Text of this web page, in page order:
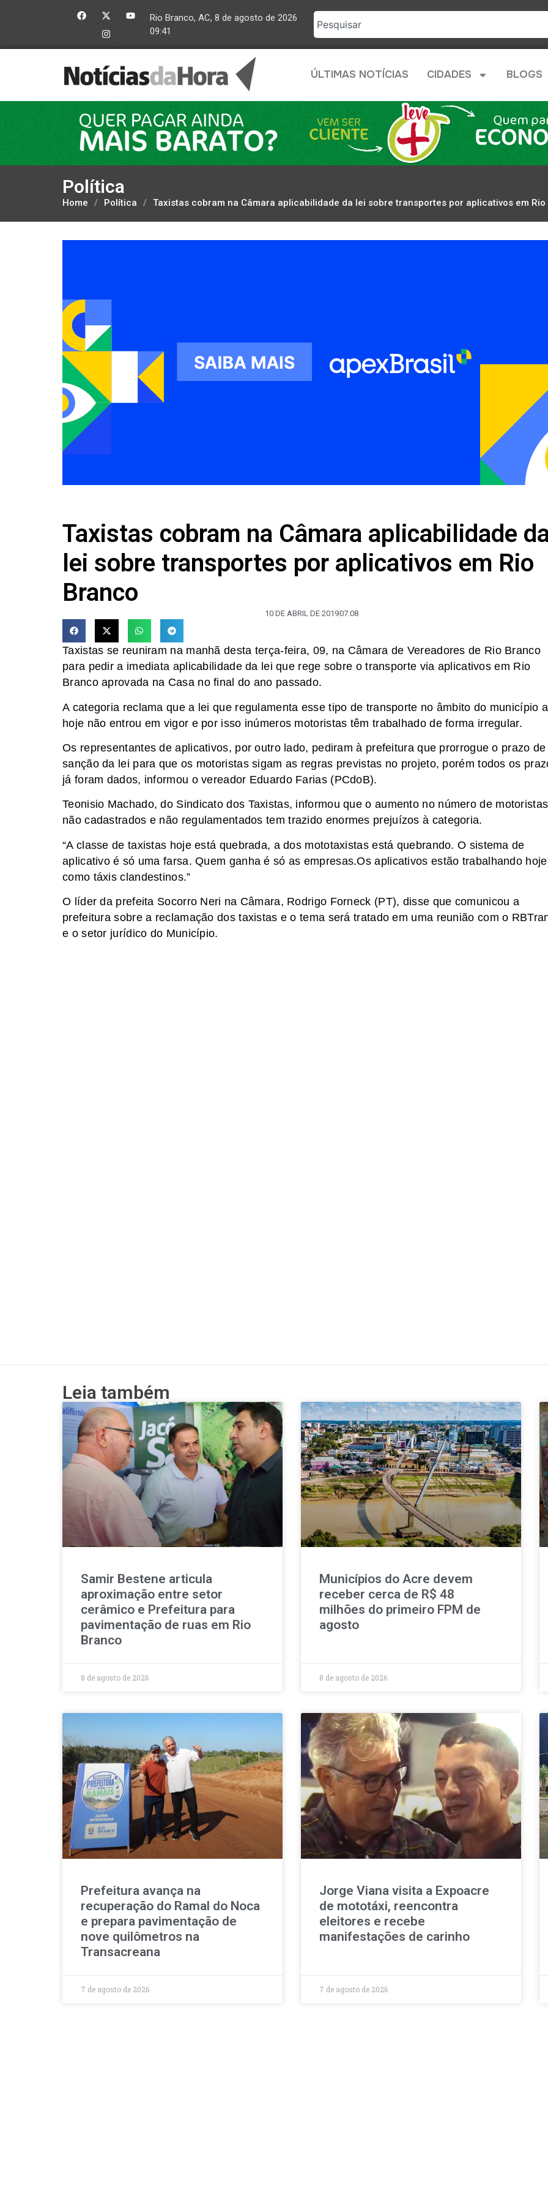
Rio Branco, AC, 8 de agosto de 2026
09:41
ÚLTIMAS NOTÍCIAS CIDADES BLOGS
Política
Home / Política / Taxistas cobram na Câmara aplicabilidade da lei sobre transportes por aplicativos em
Taxistas cobram na Câmara aplicabilidade
lei sobre transportes por aplicativos em Rio
Branco
10 DE ABRIL DE 201907:08
Taxistas se reuniram na manhã desta terça-feira, 09, na Câmara de Vereadores de Rio Branco
para pedir a imediata aplicabilidade da lei que rege sobre o transporte via aplicativos em Rio
Branco aprovada na Casa no final do ano passado.
A categoria reclama que a lei que regulamenta esse tipo de transporte no âmbito do município
hoje não entrou em vigor e por isso inúmeros motoristas têm trabalhado de forma irregular.
Os representantes de aplicativos, por outro lado, pediram à prefeitura que prorrogue o prazo de
sanção da lei para que os motoristas sigam as regras previstas no projeto, porém todos os
já foram dados, informou o vereador Eduardo Farias (PCdoB).
Teonisio Machado, do Sindicato dos Taxistas, informou que o aumento no número de motoristas
não cadastrados e não regulamentados tem trazido enormes prejuízos à categoria.
“A classe de taxistas hoje está quebrada, a dos mototaxistas está quebrando. O sistema de
aplicativo é só uma farsa. Quem ganha é só as empresas.Os aplicativos estão trabalhando hoje
como táxis clandestinos.”
O líder da prefeita Socorro Neri na Câmara, Rodrigo Forneck (PT), disse que comunicou a
prefeitura sobre a reclamação dos taxistas e o tema será tratado em uma reunião com o
e o setor jurídico do Município.
Leia também
Samir Bestene articula
aproximação entre setor
cerâmico e Prefeitura para
pavimentação de ruas em Rio
Branco
8 de agosto de 2026
Municípios do Acre devem
receber cerca de R$ 48
milhões do primeiro FPM de
agosto
8 de agosto de 2026
Prefeitura avança na
recuperação do Ramal do Noca
e prepara pavimentação de
nove quilômetros na
Transacreana
7 de agosto de 2026
Jorge Viana visita a Expoacre
de mototáxi, reencontra
eleitores e recebe
manifestações de carinho
7 de agosto de 2026